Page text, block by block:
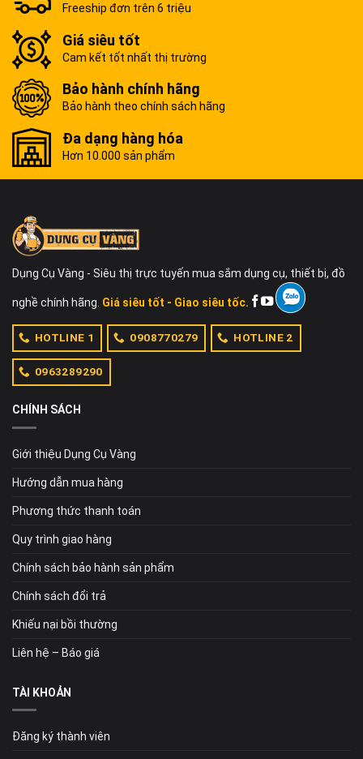
Freeship đơn trên 6 triệu
Giá siêu tốt
Cam kết tốt nhất thị trường
Bảo hành chính hãng
Bảo hành theo chính sách hãng
Đa dạng hàng hóa
Hơn 10.000 sản phẩm
Dụng Cụ Vàng - Siêu thị trực tuyến mua sắm dụng cụ, thiết bị, đồ
nghề chính hãng. Giá siêu tốt - Giao siêu tốc.
HOTLINE 1 0908770279 HOTLINE 2
0963289290
CHÍNH SÁCH
Giới thiệu Dụng Cụ Vàng
Hướng dẫn mua hàng
Phương thức thanh toán
Quy trình giao hàng
Chính sách bảo hành sản phẩm
Chính sách đổi trả
Khiếu nại bồi thường
Liên hệ – Báo giá
TÀI KHOẢN
Đăng ký thành viên